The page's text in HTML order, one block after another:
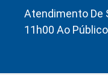
Atendimento De
11h00 Ao